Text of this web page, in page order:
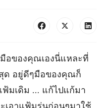
อของคุณเองนี่แหละที่
ด อยู่ดีๆมือของคุณก็
ฟ้มเดิม ... แก้ไปแก้มา
เอาแฟ้มรุ่นก่อนๆมาใช้